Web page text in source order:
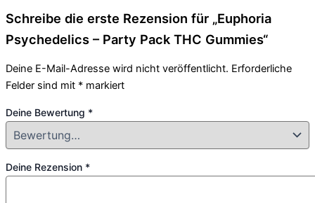
Schreibe die erste Rezension für „Euphoria
Psychedelics – Party Pack THC Gummies“
Deine E-Mail-Adresse wird nicht veröffentlicht. Erforderliche
Felder sind mit * markiert
Deine Bewertung *
Deine Rezension *